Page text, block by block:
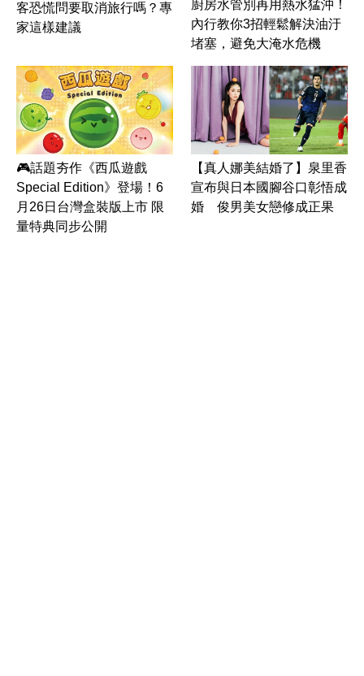
客恐慌問要取消旅行嗎？專
家這樣建議
廚房水管別再用熱水猛沖！
內行教你3招輕鬆解決油汙
堵塞，避免大淹水危機
🎮話題夯作《西瓜遊戲
Special Edition》登場！6
月26日台灣盒裝版上市 限
量特典同步公開
【真人娜美結婚了】泉里香
宣布與日本國腳谷口彰悟成
婚 俊男美女戀修成正果